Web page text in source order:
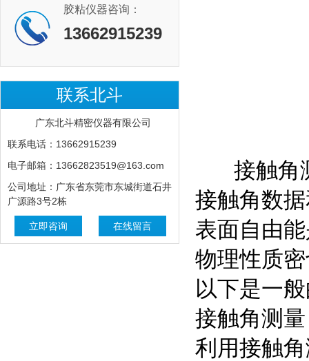
胶粘仪器咨询：
13662915239
联系北斗
广东北斗精密仪器有限公司
联系电话：13662915239
电子邮箱：13662823519@163.com
公司地址：广东省东莞市东城街道石井
广源路3号2栋
立即咨询 在线留言
接触角测
接触角数
表面自由
物理性质
以下是一
接触角测
利用接触